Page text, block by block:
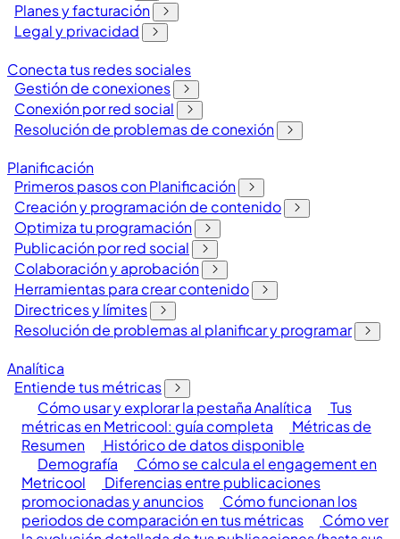
Planes y facturación
Legal y privacidad
Conecta tus redes sociales
Gestión de conexiones
Conexión por red social
Resolución de problemas de conexión
Planificación
Primeros pasos con Planificación
Creación y programación de contenido
Optimiza tu programación
Publicación por red social
Colaboración y aprobación
Herramientas para crear contenido
Directrices y límites
Resolución de problemas al planificar y programar
Analítica
Entiende tus métricas
Cómo usar y explorar la pestaña Analítica
Tus
métricas en Metricool: guía completa
Métricas de
Resumen
Histórico de datos disponible
Demografía
Cómo se calcula el engagement en
Metricool
Diferencias entre publicaciones
promocionadas y anuncios
Cómo funcionan los
periodos de comparación en tus métricas
Cómo ver